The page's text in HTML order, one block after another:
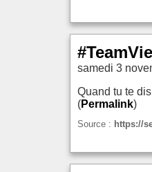
samedi 3
Quand tu te
(Permalink)
Source : https://